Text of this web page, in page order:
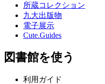
所蔵コレクション
九大出版物
電子展示
Cute.Guides
図書館を使う
利用ガイド